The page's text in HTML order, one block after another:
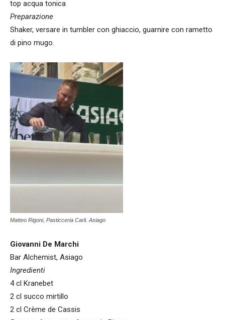
top acqua tonica
Preparazione
Shaker, versare in tumbler con ghiaccio, guarnire con rametto
di pino mugo.
Matteo Rigoni, Pasticceria Carli. Asiago
Giovanni De Marchi
Bar Alchemist, Asiago
Ingredienti
4 cl Kranebet
2 cl succo mirtillo
2 cl Crème de Cassis